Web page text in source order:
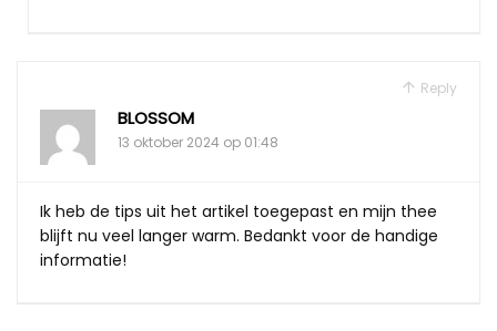
Reply
BLOSSOM
13 oktober 2024 op 01:48
Ik heb de tips uit het artikel toegepast en mijn thee
blijft nu veel langer warm. Bedankt voor de handige
informatie!